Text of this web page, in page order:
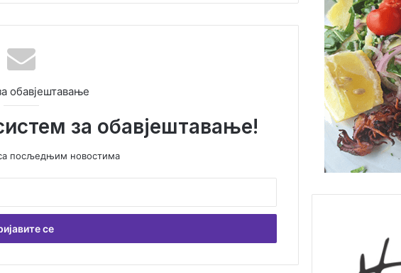
обавјештавање
за обавјештавање!
посљедњим новостима